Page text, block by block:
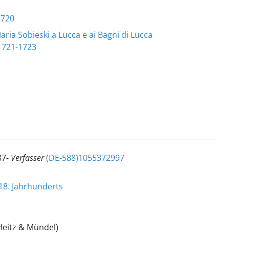
Sobieski a Lucca e ai Bagni di Lucca
1723
Verfasser(DE-588)1055372997
Jahrhunderts
& Mündel)